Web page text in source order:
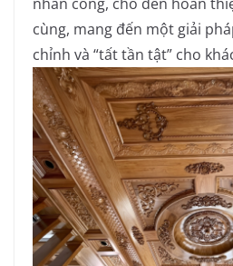
cùng, mang đến một giải
chỉnh và “tất tần tật” cho